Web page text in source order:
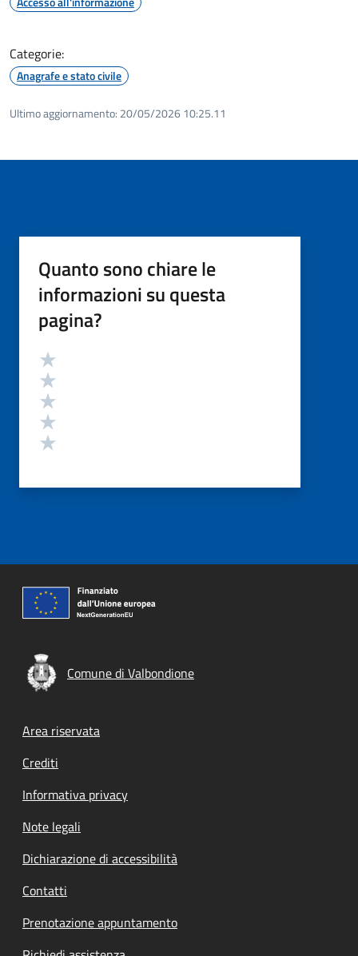
Categorie:
Anagrafe e stato civile
Ultimo aggiornamento: 20/05/2026 10:25.11
Quanto sono chiare le
informazioni su questa
pagina?
Valutazione
Comune di Valbondione
Footer menu
Area riservata
Crediti
Informativa privacy
Note legali
Dichiarazione di accessibilità
Contatti
Prenotazione appuntamento